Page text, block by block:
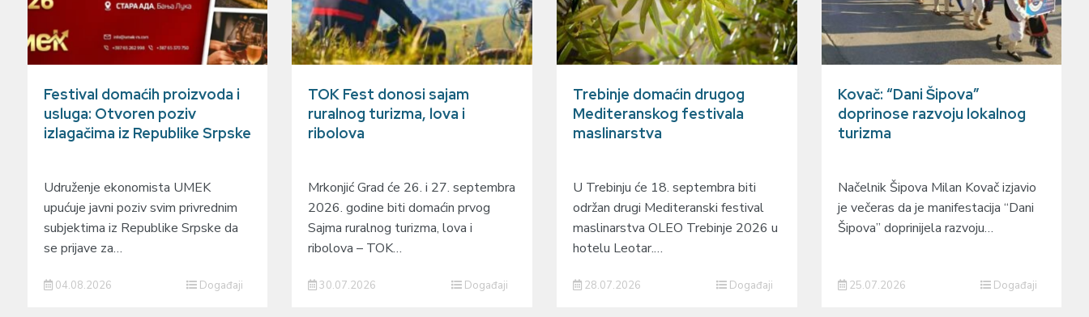
Festival domaćih proizvoda i
usluga: Otvoren poziv
izlagačima iz Republike Srpske
Udruženje ekonomista UMEK
upućuje javni poziv svim privrednim
subjektima iz Republike Srpske da
se prijave za…
04.08.2026 Događaji
TOK Fest donosi sajam
ruralnog turizma, lova i
ribolova
Mrkonjić Grad će 26. i 27. septembra
2026. godine biti domaćin prvog
Sajma ruralnog turizma, lova i
ribolova – TOK…
30.07.2026 Događaji
Trebinje domaćin drugog
Mediteranskog festivala
maslinarstva
U Trebinju će 18. septembra biti
održan drugi Mediteranski festival
maslinarstva OLEO Trebinje 2026 u
hotelu Leotar.…
28.07.2026 Događaji
Kovač: “Dani Šipova”
doprinose razvoju lokalnog
turizma
Načelnik Šipova Milan Kovač izjavio
je večeras da je manifestacija “Dani
Šipova” doprinijela razvoju…
25.07.2026 Događaji